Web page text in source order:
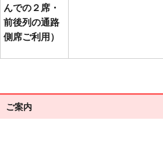
んでの２席・
前後列の通路
側席ご利用）
ご案内